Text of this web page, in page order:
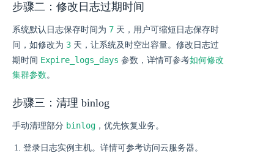
步骤二：修改日志过期时间
系统默认日志保存时间为 7 天，用户可缩短日志保存时
间，如修改为 3 天，让系统及时空出容量。修改日志过
期时间 Expire_logs_days 参数，详情可参考如何修改
集群参数。
步骤三：清理 binlog
手动清理部分 binlog ，优先恢复业务。
登录日志实例主机。详情可参考访问云服务器。